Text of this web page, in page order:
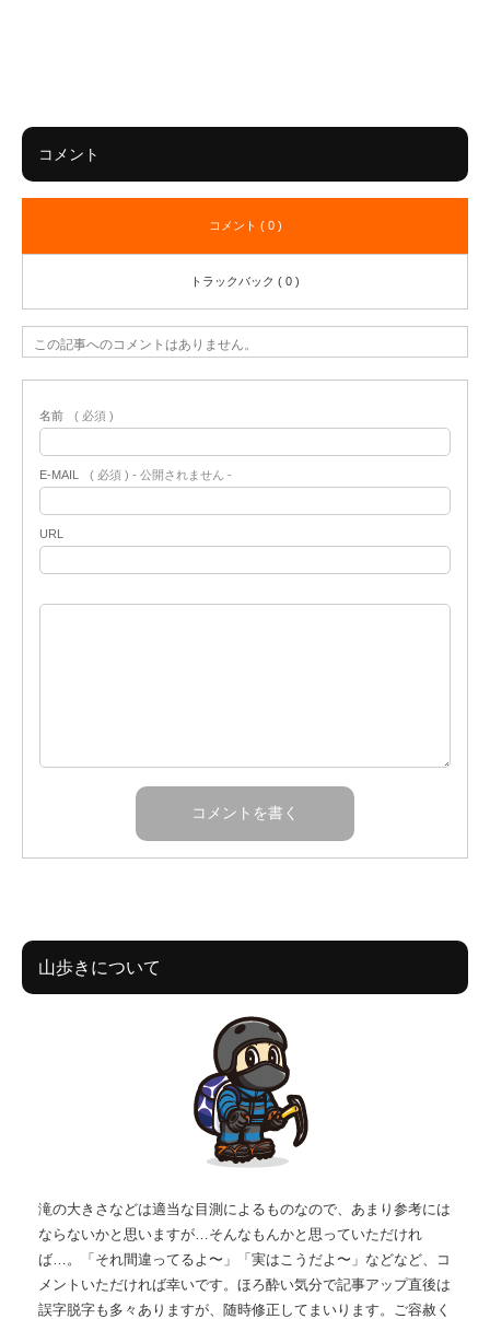
コメント
コメント ( 0 )
トラックバック ( 0 )
この記事へのコメントはありません。
名前 ( 必須 )
E-MAIL ( 必須 ) - 公開されません -
URL
山歩きについて
滝の大きさなどは適当な目測によるものなので、あまり参考には
ならないかと思いますが…そんなもんかと思っていただけれ
ば…。「それ間違ってるよ〜」「実はこうだよ〜」などなど、コ
メントいただければ幸いです。ほろ酔い気分で記事アップ直後は
誤字脱字も多々ありますが、随時修正してまいります。ご容赦く